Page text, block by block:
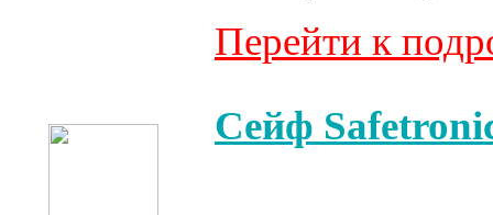
Перейти к
Сейф